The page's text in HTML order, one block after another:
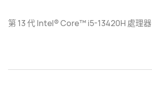
第 13 代 Intel® Core™ i5-13420H 處理器